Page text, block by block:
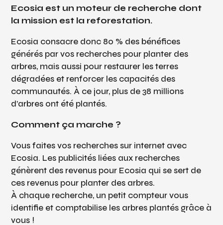
Ecosia est un moteur de recherche dont
la mission est la reforestation.
Ecosia consacre donc 80 % des bénéfices
générés par vos recherches pour planter des
arbres, mais aussi pour restaurer les terres
dégradées et renforcer les capacités des
communautés. À ce jour, plus de 38 millions
d’arbres ont été plantés.
Comment ça marche ?
Vous faites vos recherches sur internet avec
Ecosia. Les publicités liées aux recherches
génèrent des revenus pour Ecosia qui se sert de
ces revenus pour planter des arbres.
À chaque recherche, un petit compteur vous
identifie et comptabilise les arbres plantés grâce à
vous !